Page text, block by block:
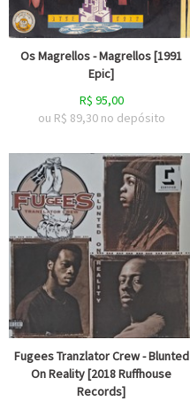
Os Magrellos - Magrellos [1991
Epic]
R$ 95,00
ou R$ 89,30 no depósito
Fugees Tranzlator Crew - Blunted
On Reality [2018 Ruffhouse
Records]